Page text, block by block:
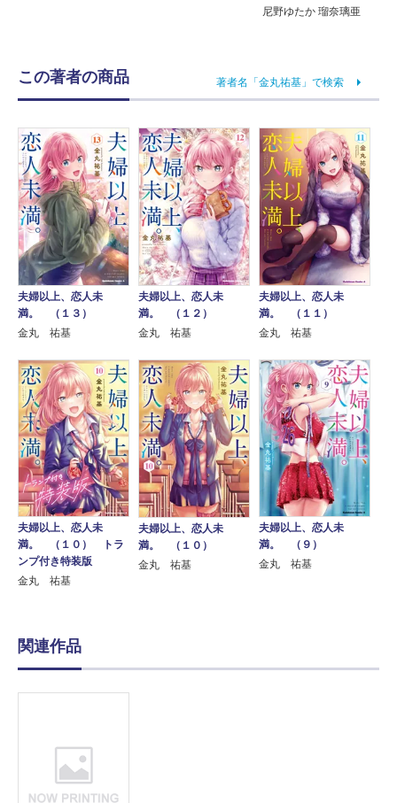
尼野ゆたか 瑠奈璃亜
この著者の商品 著者名「金丸祐基」で検索
夫婦以上、恋人未
満。 （１３）
金丸 祐基
夫婦以上、恋人未
満。 （１２）
金丸 祐基
夫婦以上、恋人未
満。 （１１）
金丸 祐基
夫婦以上、恋人未
満。 （１０） トラ
ンプ付き特装版
金丸 祐基
夫婦以上、恋人未
満。 （１０）
金丸 祐基
夫婦以上、恋人未
満。 （９）
金丸 祐基
関連作品